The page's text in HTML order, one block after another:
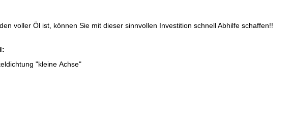
voller Öl ist, können Sie mit dieser sinnvollen Investition schnell Abhilfe schaffen!!
"kleine Achse"